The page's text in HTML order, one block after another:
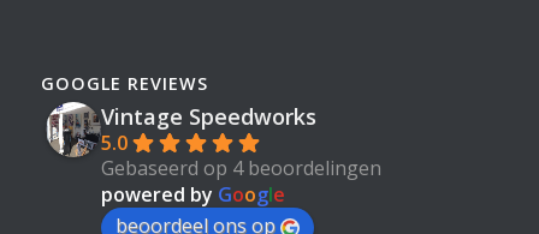
GOOGLE REVIEWS
Vintage Speedworks
5.0
Gebaseerd op 4 beoordelingen
powered by Google
beoordeel ons op